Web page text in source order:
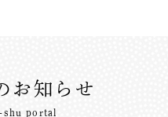
お知らせ
portal